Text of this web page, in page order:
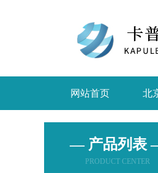
网站首页 北
— 产品列表
PRODUCT CENTER